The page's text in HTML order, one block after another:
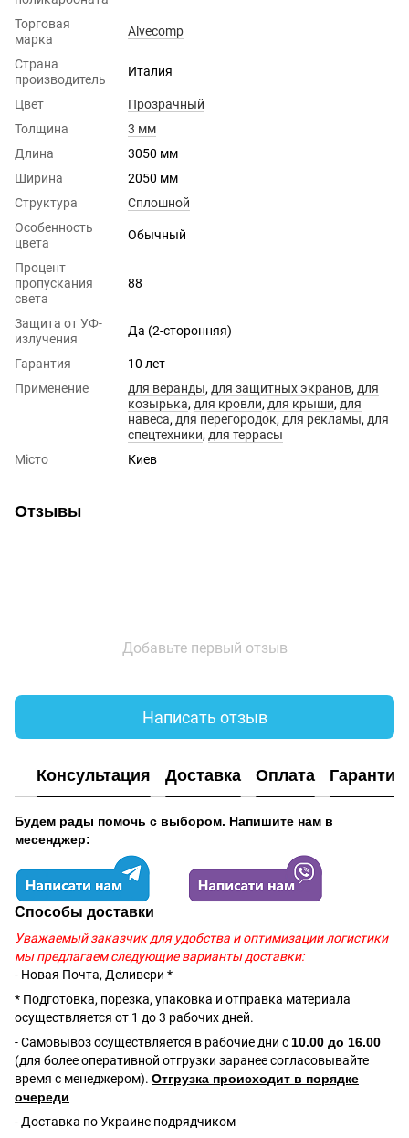
Торговая
марка
Alvecomp
Страна
производитель
Италия
Цвет
Прозрачный
Толщина
3 мм
Длина
3050 мм
Ширина
2050 мм
Структура
Сплошной
Особенность
цвета
Обычный
Процент
пропускания
света
88
Защита от УФ-
излучения
Да (2-сторонняя)
Гарантия
10 лет
Применение
для веранды,для защитных экранов,для
козырька,для кровли,для крыши,для
навеса,для перегородок,для рекламы,для
спецтехники,для террасы
Місто
Киев
Отзывы
Добавьте первый отзыв
Написать отзыв
Консультация Доставка Оплата Гарантия
Будем рады помочь с выбором. Напишите нам в
месенджер:
Способы доставки
Уважаемый заказчик для удобства и оптимизации логистики
мы предлагаем следующие варианты доставки:
- Новая Почта, Деливери *
* Подготовка, порезка, упаковка и отправка материала
осуществляется от 1 до 3 рабочих дней.
- Самовывоз осуществляется в рабочие дни с10.00 до 16.00
(для более оперативной отгрузки заранее согласовывайте
время с менеджером). Отгрузка происходит в порядке
очереди
- Доставка по Украине подрядчиком